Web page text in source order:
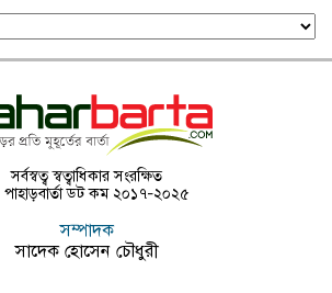
সর্বস্বত্ব স্বত্বাধিকার সংরক্ষিত
ডট কম ২০১৭-২০২৫
সম্পাদক
সাদেক হোসেন চৌধুরী